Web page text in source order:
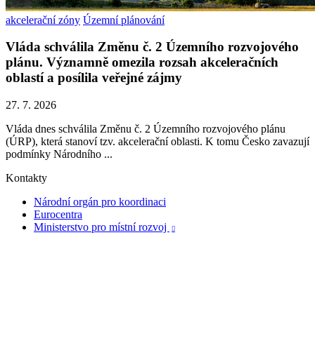
akcelerační zóny Územní plánování
Vláda schválila Změnu č. 2 Územního rozvojového
plánu. Významně omezila rozsah akceleračních
oblastí a posílila veřejné zájmy
27. 7. 2026
Vláda dnes schválila Změnu č. 2 Územního rozvojového plánu
(ÚRP), která stanoví tzv. akcelerační oblasti. K tomu Česko zavazují
podmínky Národního ...
Kontakty
Národní orgán pro koordinaci
Eurocentra
Ministerstvo pro místní rozvoj
